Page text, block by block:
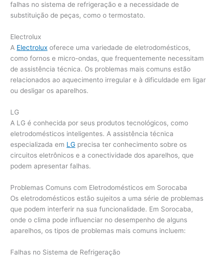
falhas no sistema de refrigeração e a necessidade de
substituição de peças, como o termostato.
Electrolux
A Electrolux oferece uma variedade de eletrodomésticos,
como fornos e micro-ondas, que frequentemente necessitam
de assistência técnica. Os problemas mais comuns estão
relacionados ao aquecimento irregular e à dificuldade em ligar
ou desligar os aparelhos.
LG
A LG é conhecida por seus produtos tecnológicos, como
eletrodomésticos inteligentes. A assistência técnica
especializada em LG precisa ter conhecimento sobre os
circuitos eletrônicos e a conectividade dos aparelhos, que
podem apresentar falhas.
Problemas Comuns com Eletrodomésticos em Sorocaba
Os eletrodomésticos estão sujeitos a uma série de problemas
que podem interferir na sua funcionalidade. Em Sorocaba,
onde o clima pode influenciar no desempenho de alguns
aparelhos, os tipos de problemas mais comuns incluem:
Falhas no Sistema de Refrigeração